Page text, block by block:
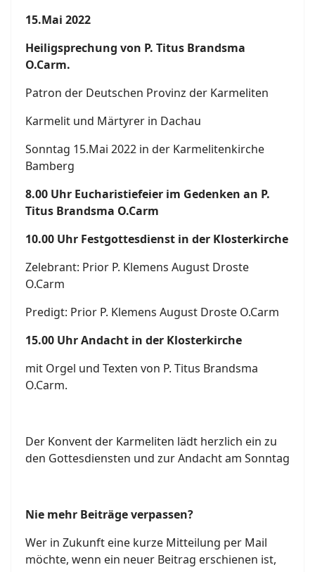
15.Mai 2022
Heiligsprechung von P. Titus Brandsma
O.Carm.
Patron der Deutschen Provinz der Karmeliten
Karmelit und Märtyrer in Dachau
Sonntag 15.Mai 2022 in der Karmelitenkirche
Bamberg
8.00 Uhr Eucharistiefeier im Gedenken an P.
Titus Brandsma O.Carm
10.00 Uhr Festgottesdienst in der Klosterkirche
Zelebrant: Prior P. Klemens August Droste
O.Carm
Predigt: Prior P. Klemens August Droste O.Carm
15.00 Uhr Andacht in der Klosterkirche
mit Orgel und Texten von P. Titus Brandsma
O.Carm.
Der Konvent der Karmeliten lädt herzlich ein zu
den Gottesdiensten und zur Andacht am Sonntag
Nie mehr Beiträge verpassen?
Wer in Zukunft eine kurze Mitteilung per Mail
möchte, wenn ein neuer Beitrag erschienen ist,